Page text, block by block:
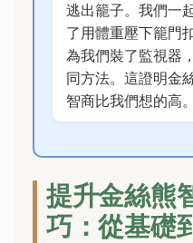
逃出籠子。我們一
了用體重壓下籠門
為我們裝了監視器
同方法。這證明金
智商比我們想的高。
提升金絲熊
巧：從基礎